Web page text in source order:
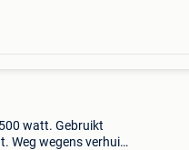
watt. Gebruikt
Weg wegens verhuis.